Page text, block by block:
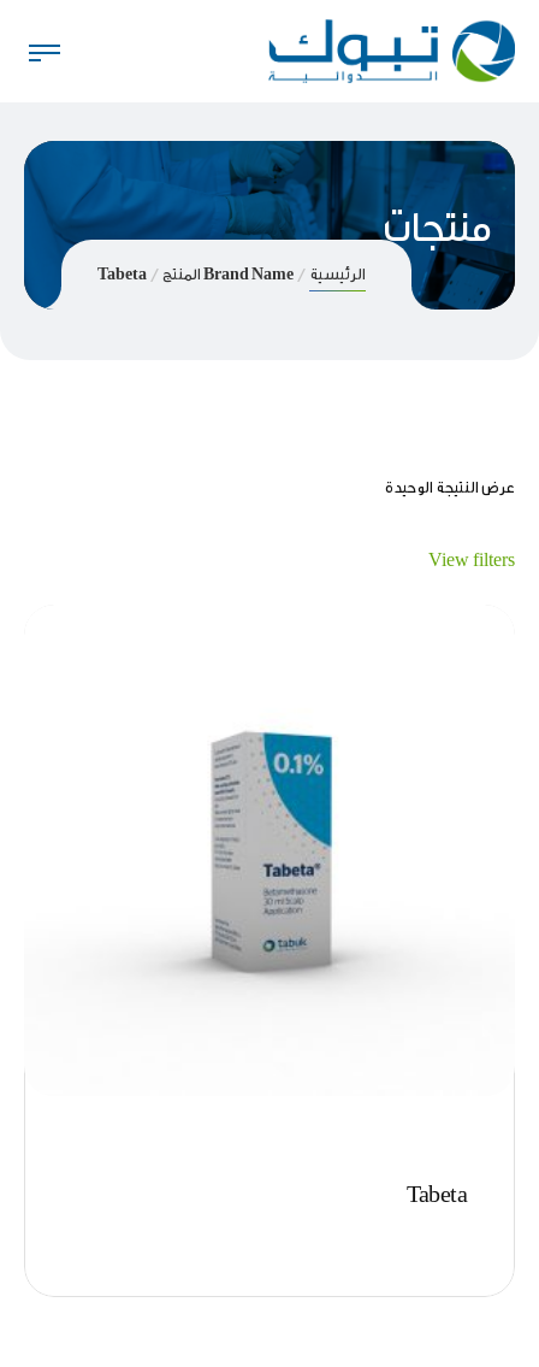
منتجات
الرئيسية Brand Name المنتج Tabeta
عرض النتيجة الوحيدة
View filters
Tabeta